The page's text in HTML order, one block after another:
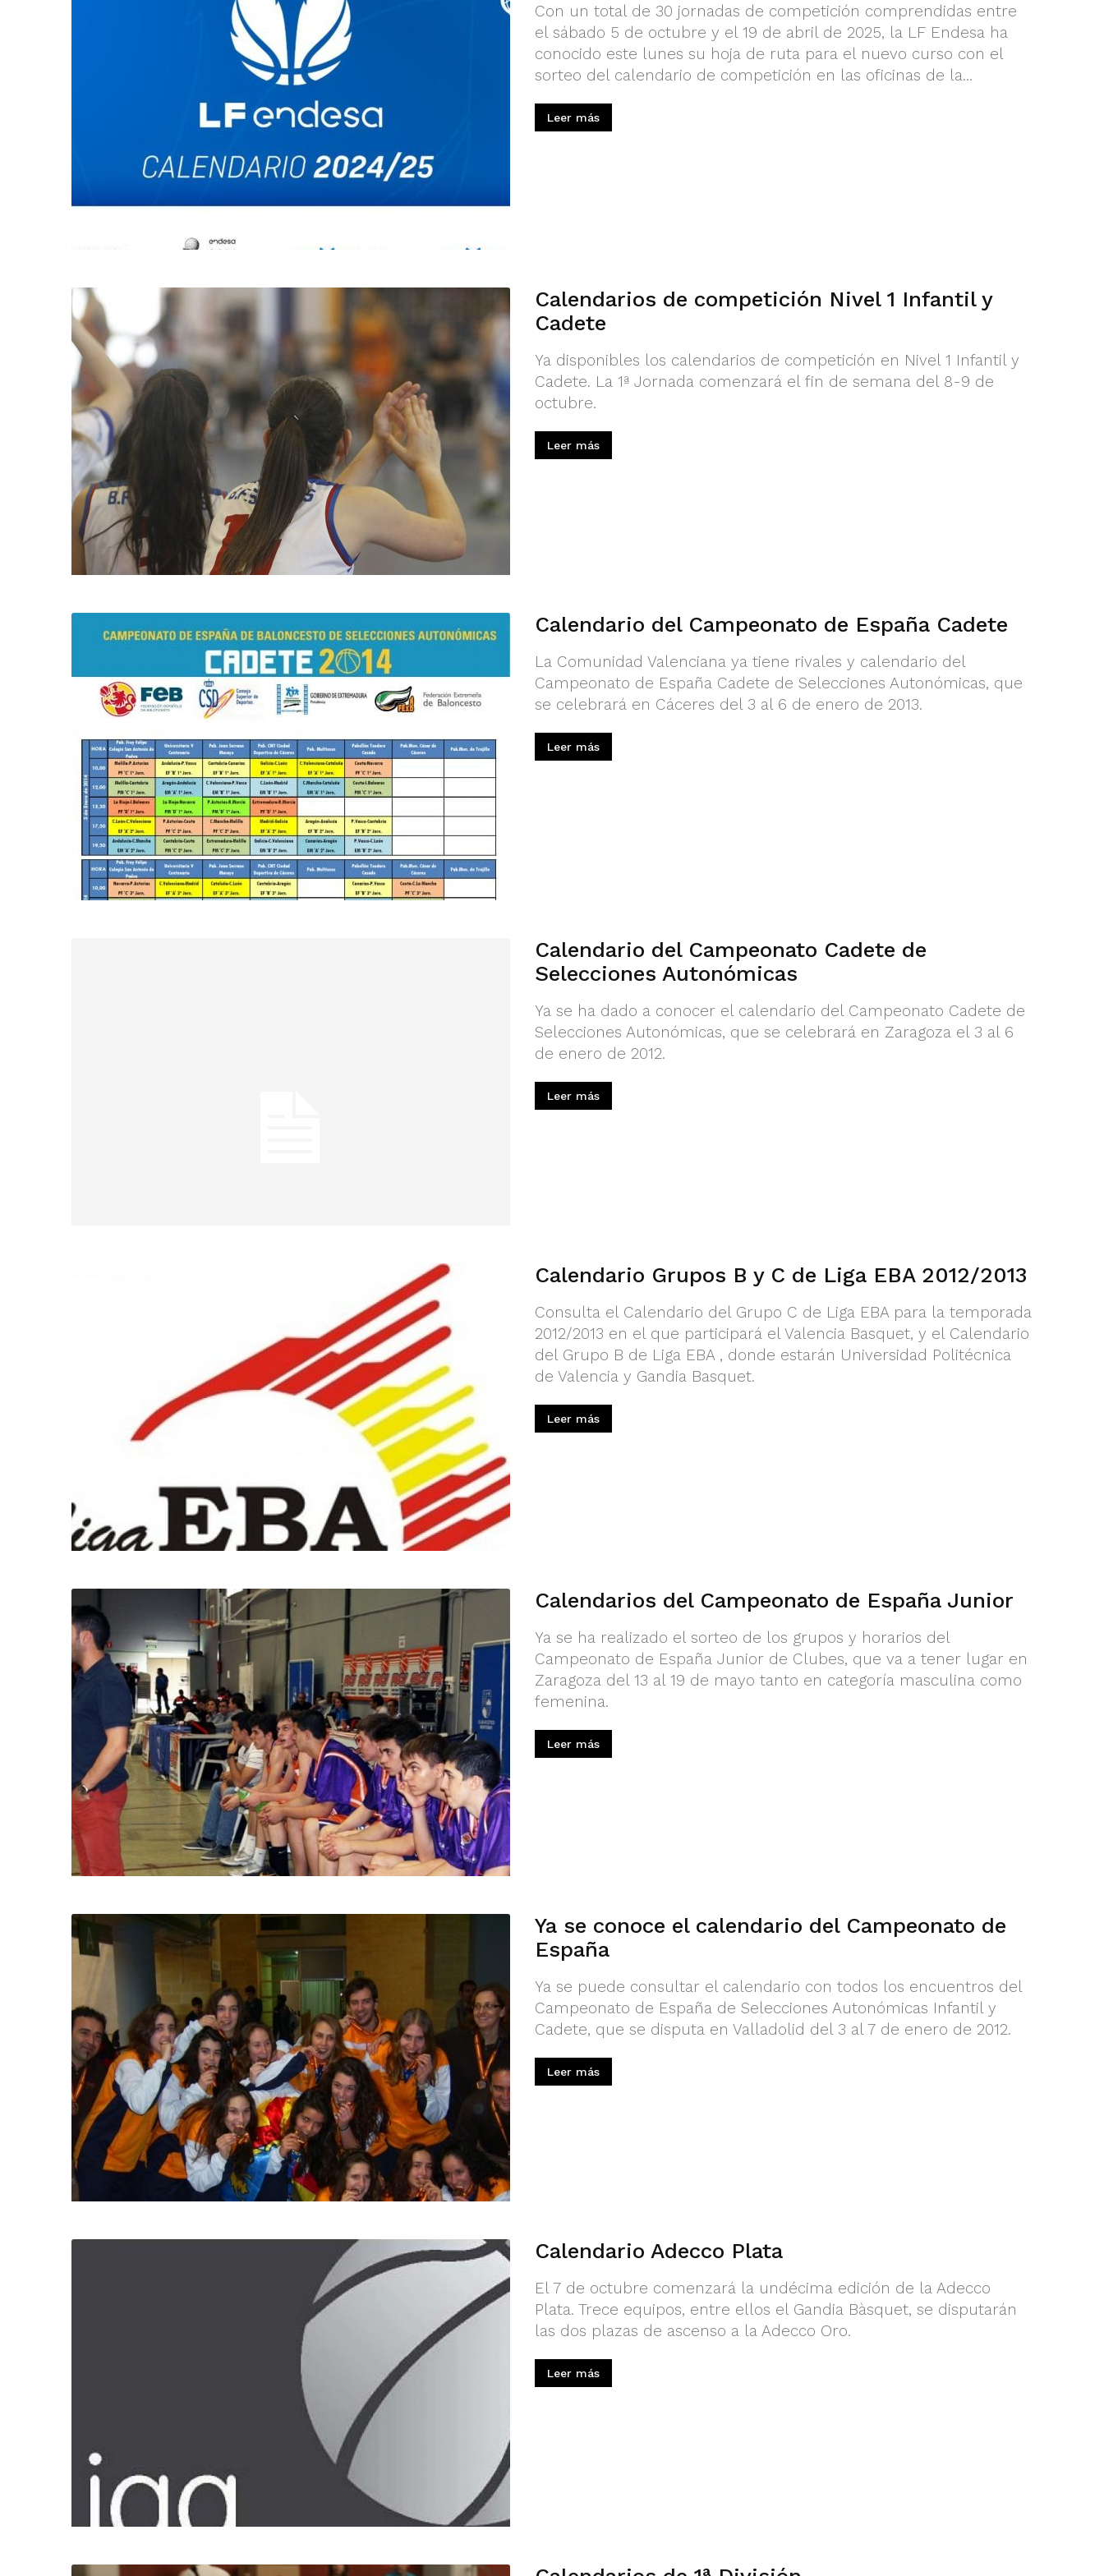
Con un total de 30 jornadas de competición comprendidas entre
el sábado 5 de octubre y el 19 de abril de 2025, la LF Endesa ha
conocido este lunes su hoja de ruta para el nuevo curso con el
sorteo del calendario de competición en las oficinas de la...
Leer más
Calendarios de competición Nivel 1 Infantil y
Cadete
Ya disponibles los calendarios de competición en Nivel 1 Infantil y
Cadete. La 1ª Jornada comenzará el fin de semana del 8-9 de
octubre.
Leer más
Calendario del Campeonato de España Cadete
La Comunidad Valenciana ya tiene rivales y calendario del
Campeonato de España Cadete de Selecciones Autonómicas, que
se celebrará en Cáceres del 3 al 6 de enero de 2013.
Leer más
Calendario del Campeonato Cadete de
Selecciones Autonómicas
Ya se ha dado a conocer el calendario del Campeonato Cadete de
Selecciones Autonómicas, que se celebrará en Zaragoza el 3 al 6
de enero de 2012.
Leer más
Calendario Grupos B y C de Liga EBA 2012/2013
Consulta el Calendario del Grupo C de Liga EBA para la temporada
2012/2013 en el que participará el Valencia Basquet, y el Calendario
del Grupo B de Liga EBA , donde estarán Universidad Politécnica
de Valencia y Gandia Basquet.
Leer más
Calendarios del Campeonato de España Junior
Ya se ha realizado el sorteo de los grupos y horarios del
Campeonato de España Junior de Clubes, que va a tener lugar en
Zaragoza del 13 al 19 de mayo tanto en categoría masculina como
femenina.
Leer más
Ya se conoce el calendario del Campeonato de
España
Ya se puede consultar el calendario con todos los encuentros del
Campeonato de España de Selecciones Autonómicas Infantil y
Cadete, que se disputa en Valladolid del 3 al 7 de enero de 2012.
Leer más
Calendario Adecco Plata
El 7 de octubre comenzará la undécima edición de la Adecco
Plata. Trece equipos, entre ellos el Gandia Bàsquet, se disputarán
las dos plazas de ascenso a la Adecco Oro.
Leer más